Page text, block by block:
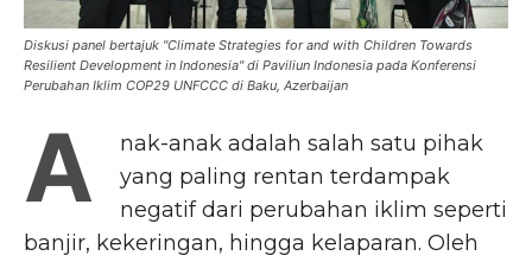
Diskusi panel bertajuk "Climate Strategies for and with Children Towards
Resilient Development in Indonesia" di Paviliun Indonesia pada Konferensi
Perubahan Iklim COP29 UNFCCC di Baku, Azerbaijan
A
nak-anak adalah salah satu pihak
yang paling rentan terdampak
negatif dari perubahan iklim seperti
banjir, kekeringan, hingga kelaparan. Oleh